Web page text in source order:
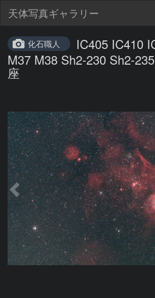
天体写真ギャラリー
化石職人
IC405 IC410
M37 M38 Sh2-230 Sh2-
座